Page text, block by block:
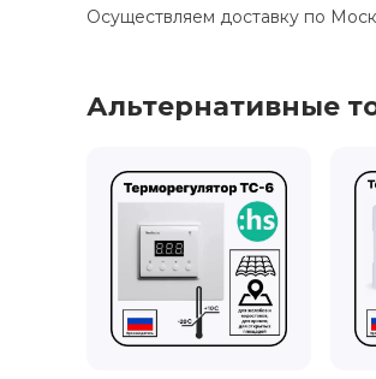
Осуществляем доставку по
Альтернативные